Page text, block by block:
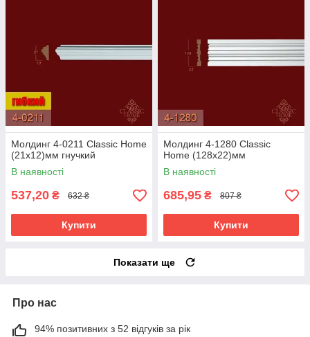
Молдинг 4-0211 Classic Home
(21x12)мм гнучкий
В наявності
537,20 ₴ 632 ₴
Купити
Молдинг 4-1280 Classic
Home (128x22)мм
В наявності
685,95 ₴ 807 ₴
Купити
Показати ще
Про нас
94% позитивних з 52 відгуків за рік